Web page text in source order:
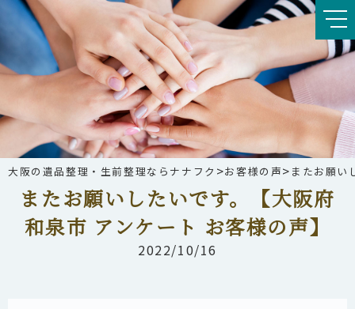
大阪の遺品整理・生前整理ならナナフク >お客様の声> またお願い
またお願いしたいです。【大阪府
和泉市 アンケート お客様の声】
2022/10/16